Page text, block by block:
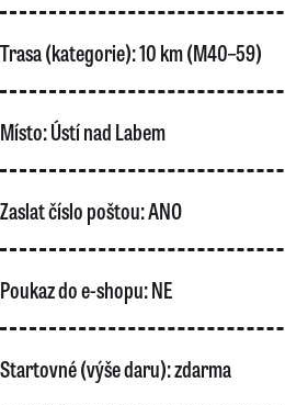
Trasa (kategorie):10 km (M40–59)
Místo:Ústí nad Labem
Zaslat číslo poštou:ANO
Poukaz do e-shopu:NE
Startovné (výše daru):zdarma